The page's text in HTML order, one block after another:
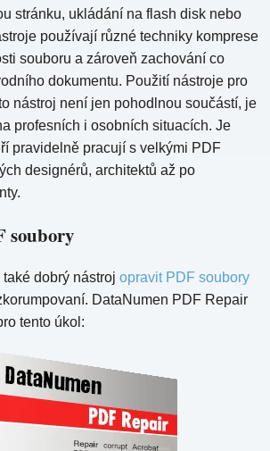
stránku, ukládání na flash disk nebo
používají různé techniky komprese
souboru a zároveň zachování co
dokumentu. Použití nástroje pro
nástroj není jen pohodlnou součástí, je
profesních i osobních situacích. Je
pravidelně pracují s velkými PDF
designérů, architektů až po
soubory
také dobrý nástrojopravit PDF soubory
DataNumen PDF Repair
tento úkol: